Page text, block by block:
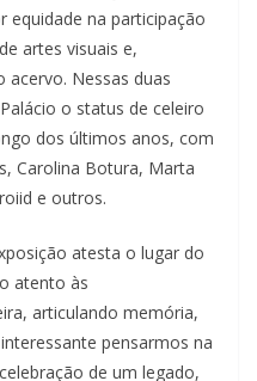
na participação
artes visuais e,
Nessas duas
o status de celeiro
dos últimos anos, com
Carolina Botura, Marta
e outros.
atesta o lugar do
atento às
articulando memória,
pensarmos na
de um legado,